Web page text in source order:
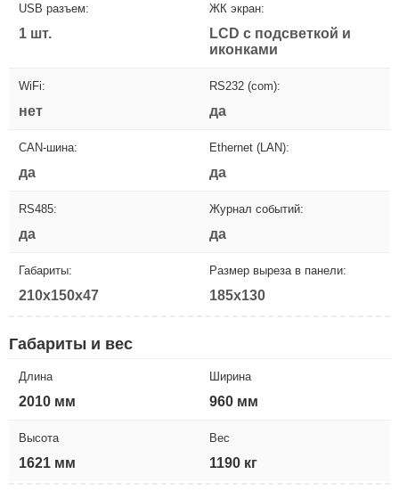
USB разъем:
1 шт.
ЖК экран:
LCD с подсветкой и
иконками
WiFi:
нет
RS232 (com):
да
CAN-шина:
да
Ethernet (LAN):
да
RS485:
да
Журнал событий:
да
Габариты:
210x150x47
Размер выреза в панели:
185x130
Габариты и вес
Длина
2010 мм
Ширина
960 мм
Высота
1621 мм
Вес
1190 кг